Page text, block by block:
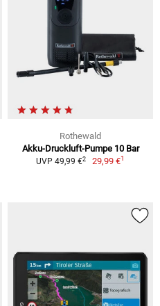
Rothewald
Akku-Druckluft-Pumpe 10 Bar
UVP 49,99 €2 29,99 €1